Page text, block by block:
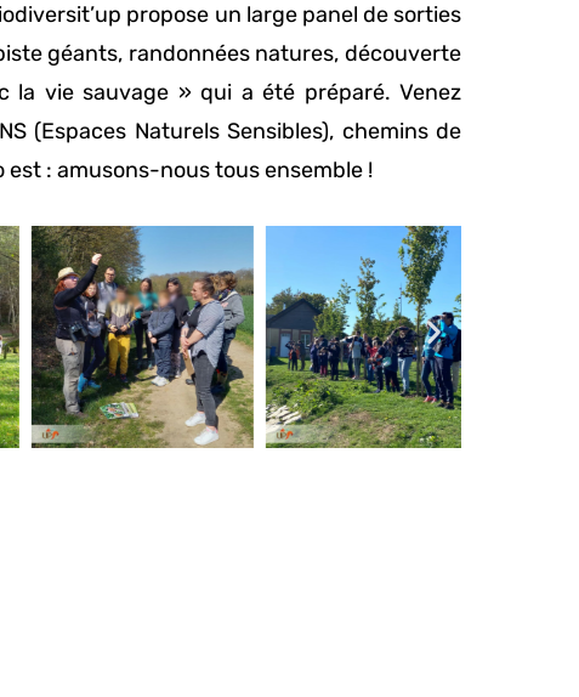
propose un large panel de sorties
géants, randonnées natures, découverte
la vie sauvage » qui a été préparé. Venez
(Espaces Naturels Sensibles), chemins de
: amusons-nous tous ensemble !